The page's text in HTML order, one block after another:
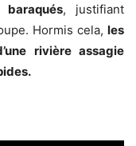
, justifiant
Hormis cela,les
rivière assagie